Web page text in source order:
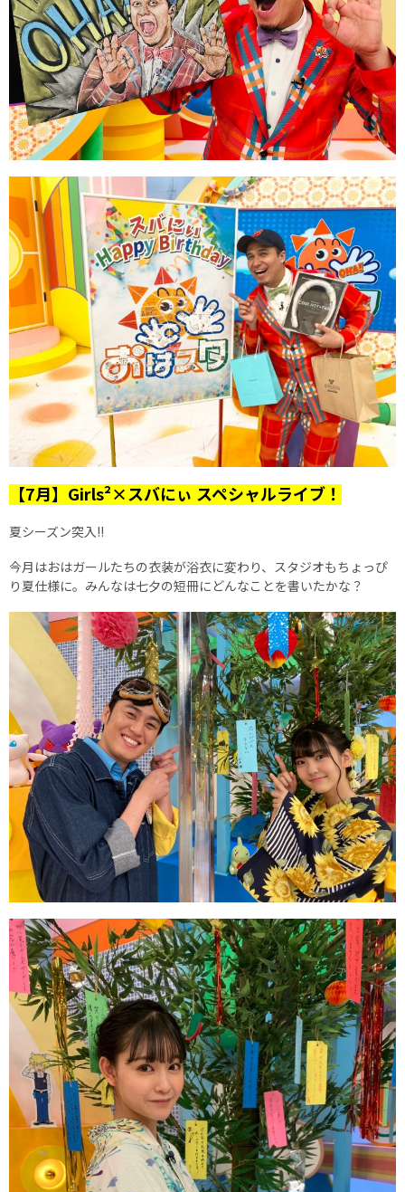
【7月】Girls²×スバにぃ スペシャルライブ！
夏シーズン突入!!
今月はおはガールたちの衣装が浴衣に変わり、スタジオもちょっぴ
り夏仕様に。みんなは七夕の短冊にどんなことを書いたかな？